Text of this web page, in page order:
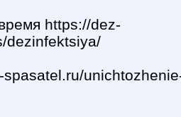
https://dez-
dezinfektsiya/
spasatel.ru/